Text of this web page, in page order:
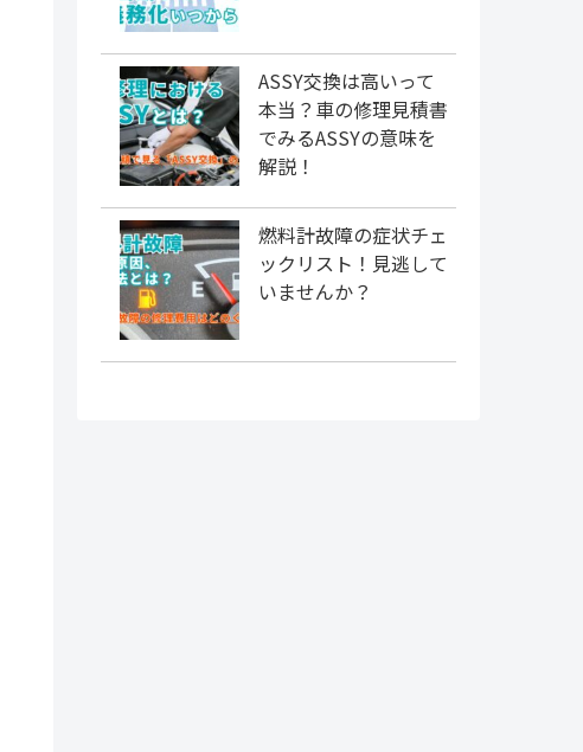
ASSY交換は高いって
本当？車の修理見積書
でみるASSYの意味を
解説！
燃料計故障の症状チェ
ックリスト！見逃して
いませんか？